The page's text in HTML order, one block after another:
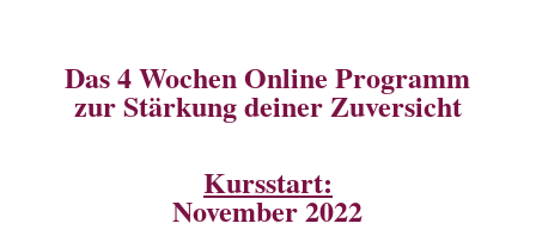
Das 4 Wochen Online Programm
zur Stärkung deiner Zuversicht
Kursstart:
November 2022